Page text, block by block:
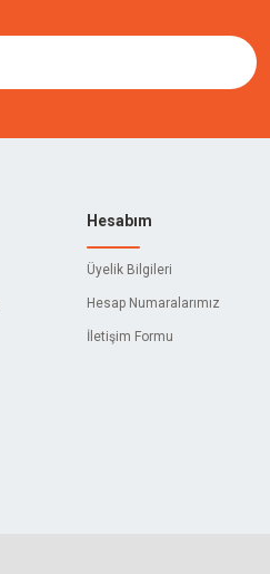
Hesabım
Üyelik Bilgileri
Hesap Numaralarımız
İletişim Formu